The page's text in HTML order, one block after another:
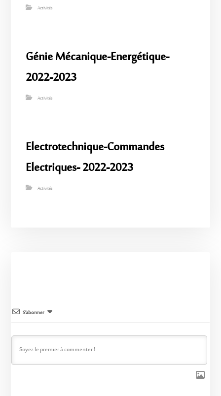
Activités
Génie Mécanique-Energétique-
2022-2023
Activités
Electrotechnique-Commandes
Electriques- 2022-2023
Activités
S’abonner